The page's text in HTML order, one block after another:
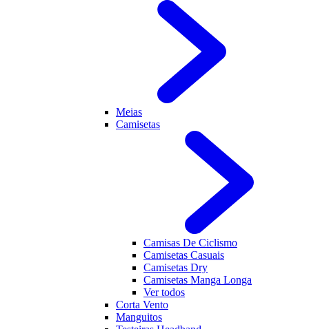
Meias
Camisetas
Camisas De Ciclismo
Camisetas Casuais
Camisetas Dry
Camisetas Manga Longa
Ver todos
Corta Vento
Manguitos